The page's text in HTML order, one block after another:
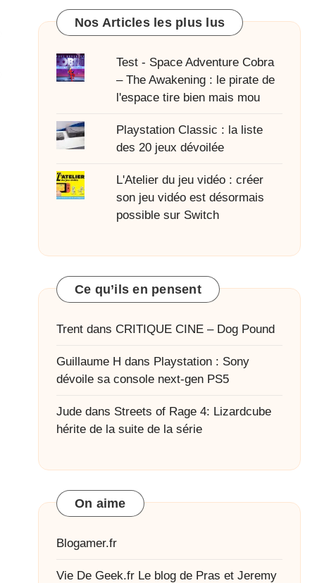
Nos Articles les plus lus
Test - Space Adventure Cobra
– The Awakening : le pirate de
l'espace tire bien mais mou
Playstation Classic : la liste
des 20 jeux dévoilée
L'Atelier du jeu vidéo : créer
son jeu vidéo est désormais
possible sur Switch
Ce qu’ils en pensent
Trentdans CRITIQUE CINE – Dog Pound
Guillaume H dans Playstation : Sony
dévoile sa console next-gen PS5
Judedans Streets of Rage 4: Lizardcube
hérite de la suite de la série
On aime
Blogamer.fr
Vie De Geek.frLe blog de Pras et Jeremy